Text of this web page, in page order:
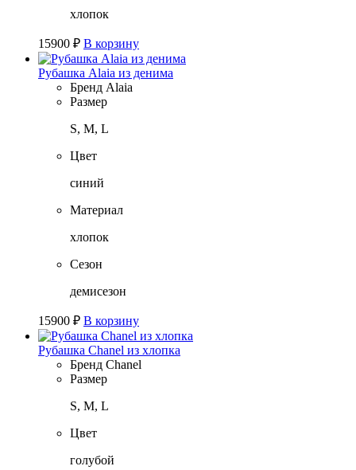
хлопок
15900 ₽ В корзину
Рубашка Alaia из денима
Бренд Alaia
Размер
S, M, L
Цвет
синий
Материал
хлопок
Сезон
демисезон
15900 ₽ В корзину
Рубашка Chanel из хлопка
Бренд Chanel
Размер
S, M, L
Цвет
голубой